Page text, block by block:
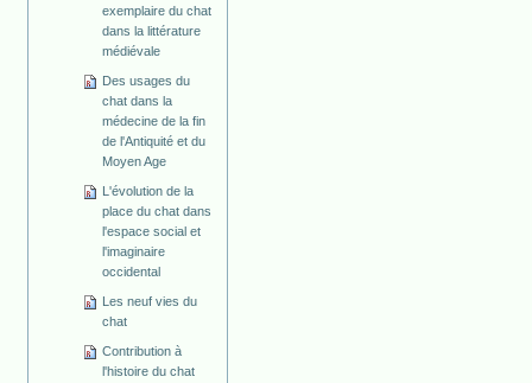
exemplaire du chat
dans la littérature
médiévale
Des usages du
chat dans la
médecine de la fin
de l'Antiquité et du
Moyen Age
L'évolution de la
place du chat dans
l'espace social et
l'imaginaire
occidental
Les neuf vies du
chat
Contribution à
l'histoire du chat